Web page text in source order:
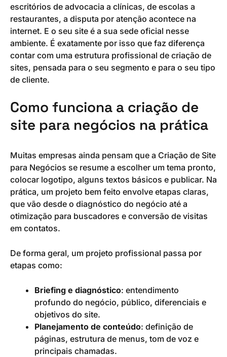
escritórios de advocacia a clínicas, de escolas a
restaurantes, a disputa por atenção acontece na
internet. E o seu site é a sua sede oficial nesse
ambiente. É exatamente por isso que faz diferença
contar com uma estrutura profissional de criação de
sites, pensada para o seu segmento e para o seu tipo
de cliente.
Como funciona a criação de
site para negócios na prática
Muitas empresas ainda pensam que a Criação de Site
para Negócios se resume a escolher um tema pronto,
colocar logotipo, alguns textos básicos e publicar. Na
prática, um projeto bem feito envolve etapas claras,
que vão desde o diagnóstico do negócio até a
otimização para buscadores e conversão de visitas
em contatos.
De forma geral, um projeto profissional passa por
etapas como:
Briefing e diagnóstico: entendimento
profundo do negócio, público, diferenciais e
objetivos do site.
Planejamento de conteúdo: definição de
páginas, estrutura de menus, tom de voz e
principais chamadas.